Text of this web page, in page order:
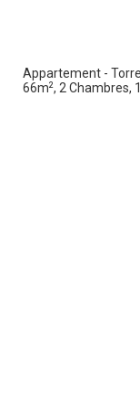
Appartement -
66m2, 2 Chambres,